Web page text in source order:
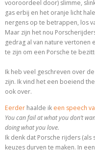
vooroordeel door) slimme,
gas erbij en het oranje licht
nergens op te betrappen, los
Maar zijn het nou
gedrag al van nature vertonen
te zijn om een Porsche te
Ik heb veel geschreven over
zijn. Ik vind het een boeiend
ook over.
Eerder haalde ik een speech
You can fail at what you don’t
doing what you love.
Ik denk dat Porsche rijders (als
keuzes durven te maken. In